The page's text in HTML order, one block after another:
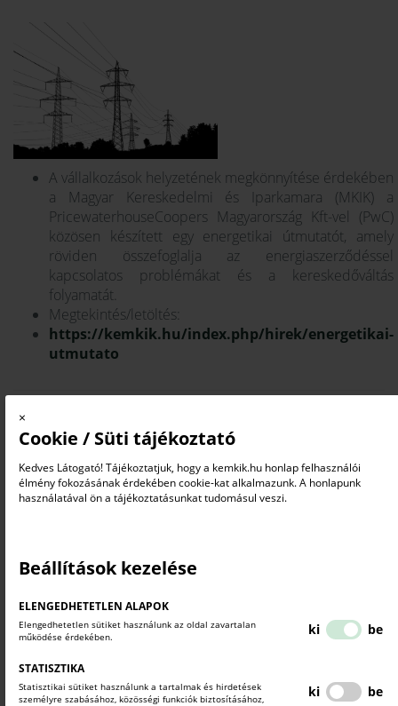
×
Cookie / Süti tájékoztató
Kedves Látogató! Tájékoztatjuk, hogy a kemkik.hu honlap felhasználói
élmény fokozásának érdekében cookie-kat alkalmazunk. A honlapunk
használatával ön a tájékoztatásunkat tudomásul veszi.
Beállítások kezelése
ELENGEDHETETLEN ALAPOK
Elengedhetetlen sütiket használunk az oldal zavartalan
működése érdekében.
ki be
STATISZTIKA
Statisztikai sütiket használunk a tartalmak és hirdetések
személyre szabásához, közösségi funkciók biztosításához,
ki be
A vállalkozások helyzetének megkönnyítése érdekében
a Magyar Kereskedelmi és Iparkamara (MKIK) a
PricewaterhouseCoopers Magyarország Kft-vel (PwC)
közösen készített egy energetikai útmutatót, amely
röviden összefoglalja az energiaszerződéssel
kapcsolatos problémákat és a kereskedőváltás
folyamatát.
Megtekintés/letöltés:
https://kemkik.hu/index.php/hirek/energetikai-
utmutato